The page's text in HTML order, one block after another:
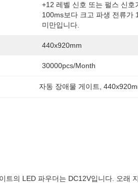
+12 레벨 신호 또는 펄스 신호
100ms보다 크고 파생 전류가
미만입니다.
440x920mm
30000pcs/month
자동 장애물 게이트 ,
트의 LED 파우더는 DC12V입니다. 오래